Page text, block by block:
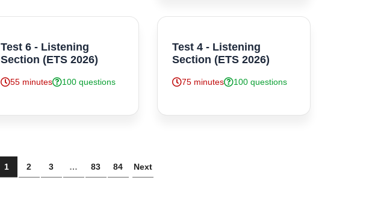
Test 6 - Listening
Section (ETS 2026)
55 minutes 100 questions
Test 4 - Listening
Section (ETS 2026)
75 minutes 100 questions
1 2 3 … 83 84 Next